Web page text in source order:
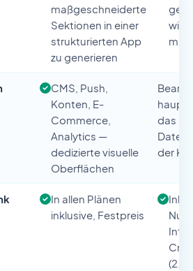
maßgeschneiderte
Sektionen in einer
strukturierten App
zu generieren
wird
mit
CMS, Push,
Konten, E-
Commerce,
Analytics —
dedizierte visuelle
Oberflächen
das
der KI
In allen Plänen
inklusive, Festpreis